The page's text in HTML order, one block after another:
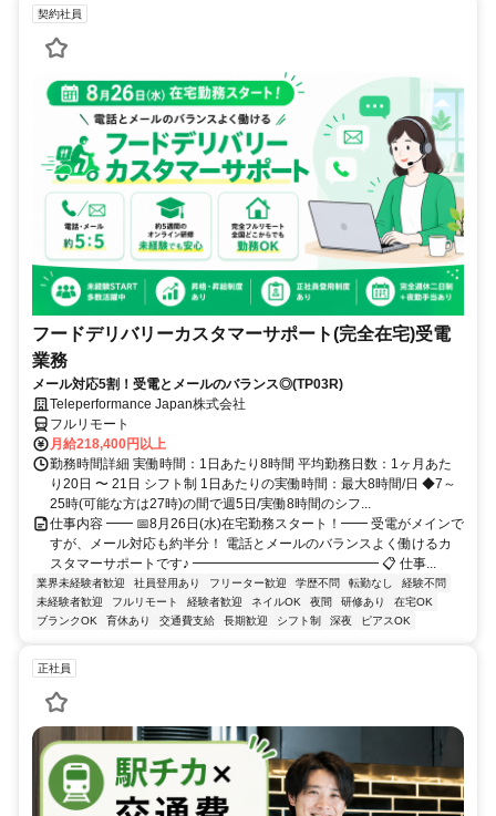
契約社員
フードデリバリーカスタマーサポート(完全在宅)受電
業務
メール対応5割！受電とメールのバランス◎(TP03R)
Teleperformance Japan株式会社
フルリモート
月給218,400円以上
勤務時間詳細 実働時間：1日あたり8時間 平均勤務日数：1ヶ月あた
り20日 〜 21日 シフト制 1日あたりの実働時間：最大8時間/日 ◆7～
25時(可能な方は27時)の間で週5日/実働8時間のシフ...
仕事内容 ━━ 📅8月26日(水)在宅勤務スタート！━━ 受電がメインで
すが、メール対応も約半分！ 電話とメールのバランスよく働けるカ
スタマーサポートです♪ ━━━━━━━━━━━━━━ 📋 仕事...
業界未経験者歓迎 社員登用あり フリーター歓迎 学歴不問 転勤なし
経験不問
未経験者歓迎
フルリモート 経験者歓迎 ネイルOK 夜間 研修あり
在宅OK
ブランクOK
育休あり 交通費支給 長期歓迎 シフト制 深夜 ピアスOK
正社員